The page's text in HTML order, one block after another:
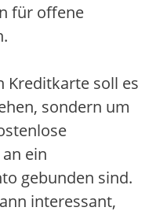
für offene
Kreditkarte soll es
sondern um
ein
gebunden sind.
interessant,